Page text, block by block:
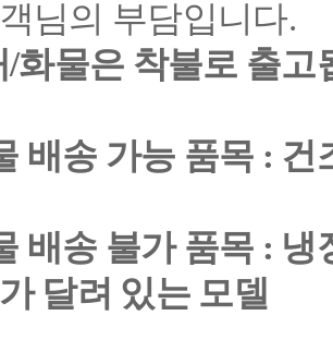
님의 부담입니다.
화물은 착불로 출고
배송 가능 품목 :
배송 불가 품목 :
달려 있는 모델